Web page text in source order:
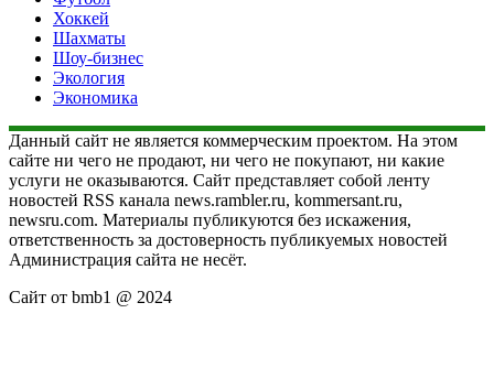
Хоккей
Шахматы
Шоу-бизнес
Экология
Экономика
Данный сайт не является коммерческим проектом. На этом
сайте ни чего не продают, ни чего не покупают, ни какие
услуги не оказываются. Сайт представляет собой ленту
новостей RSS канала news.rambler.ru, kommersant.ru,
newsru.com. Материалы публикуются без искажения,
ответственность за достоверность публикуемых новостей
Администрация сайта не несёт.
Сайт от bmb1 @ 2024